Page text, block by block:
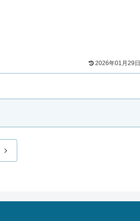
2026年01月29日
次